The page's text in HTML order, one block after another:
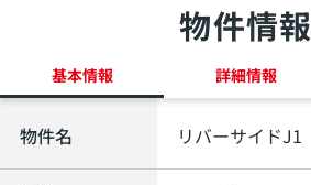
物件情報
基本情報 詳細情報
物件名 リバーサイドJ1